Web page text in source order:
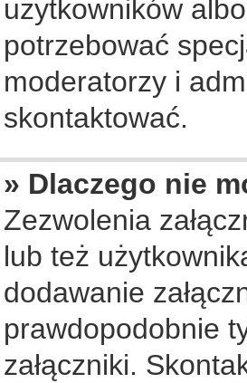
użytkowników
potrzebować
moderatorzy i
skontaktować.
» Dlaczego nie
Zezwolenia
lub też
dodawanie
prawdopodobnie
załączniki.